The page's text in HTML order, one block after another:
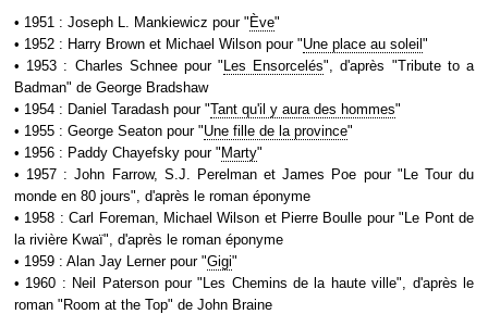
• 1951 : Joseph L. Mankiewicz pour "Ève"
• 1952 : Harry Brown et Michael Wilson pour "Une place au soleil"
• 1953 : Charles Schnee pour "Les Ensorcelés", d'après "Tribute to a
Badman" de George Bradshaw
• 1954 : Daniel Taradash pour "Tant qu'il y aura des hommes"
• 1955 : George Seaton pour "Une fille de la province"
• 1956 : Paddy Chayefsky pour "Marty"
• 1957 : John Farrow, S.J. Perelman et James Poe pour "Le Tour du
monde en 80 jours", d'après le roman éponyme
• 1958 : Carl Foreman, Michael Wilson et Pierre Boulle pour "Le Pont de
la rivière Kwaï", d'après le roman éponyme
• 1959 : Alan Jay Lerner pour "Gigi"
• 1960 : Neil Paterson pour "Les Chemins de la haute ville", d'après le
roman "Room at the Top" de John Braine